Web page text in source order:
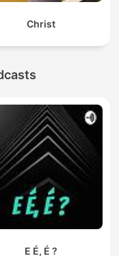
Christ
E É, É ?